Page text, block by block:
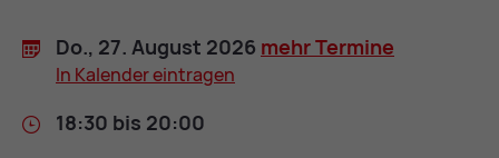
Do., 27. Au­gust 2026 mehr Ter­mi­ne
In Ka­len­der ein­tra­gen
18:30 bis 20:00